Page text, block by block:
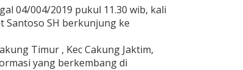
04/004/2019 pukul 11.30 wib, kali
Santoso SH berkunjung ke
Timur , Kec Cakung Jaktim,
yang berkembang di